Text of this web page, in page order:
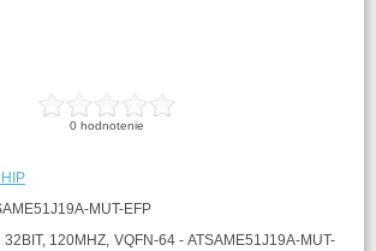
0 hodnotenie
MUT-EFP
120MHZ, VQFN-64 - ATSAME51J19A-MUT-